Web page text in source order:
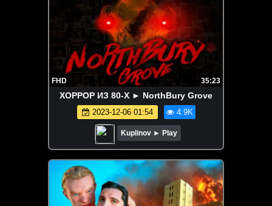
FHD 35:23
ХОРРОР ИЗ 80-Х ► NorthBury Grove
2023-12-06 01:54 4.9K
Kuplinov ► Play